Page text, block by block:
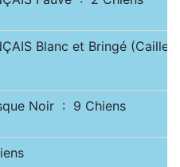
Blanc et Bringé
Noir : 9 Chiens